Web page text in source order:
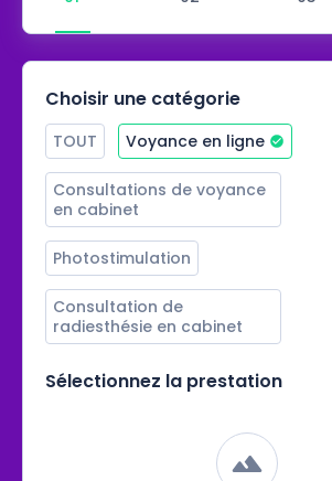
Choisir une catégorie
TOUT Voyance en ligne
Consultations de voyance
en cabinet
Photostimulation
Consultation de
radiesthésie en cabinet
Sélectionnez la prestation